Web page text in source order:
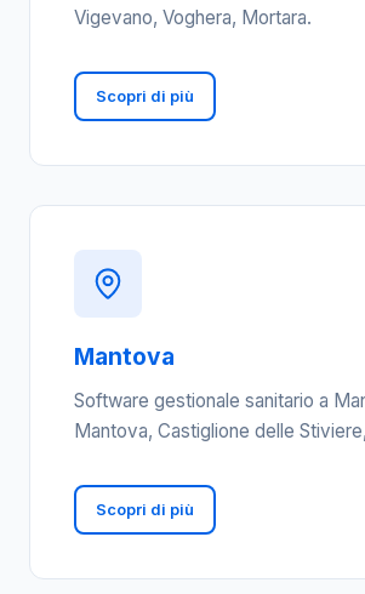
Vigevano, Voghera, Mortara.
Scopri di più
Mantova
Software gestionale sanitario a
Mantova, Castiglione delle
Scopri di più